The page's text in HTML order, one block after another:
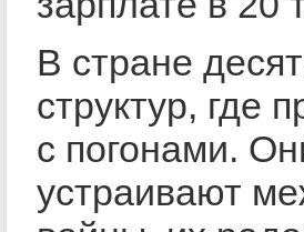
В стране
структур, где
с погонами.
устраивают